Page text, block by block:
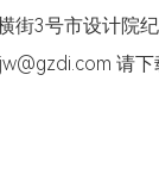
街3号市设计院
请